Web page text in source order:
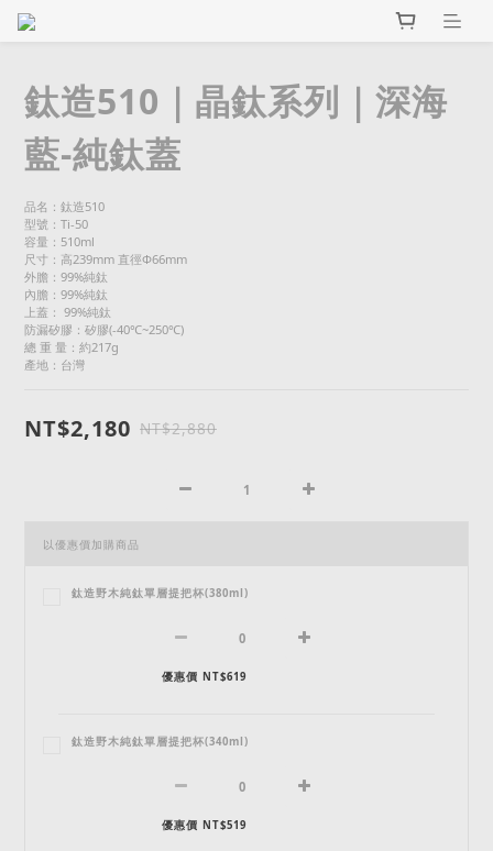
鈦造510｜晶鈦系列｜深海
藍-純鈦蓋
品名：鈦造510
型號：Ti-50
容量：510ml
尺寸：高239mm 直徑Φ66mm
外膽：99%純鈦
內膽：99%純鈦
上蓋： 99%純鈦
防漏矽膠：矽膠(-40℃~250℃)
總 重 量：約217g
產地：台灣
NT$2,180 NT$2,880
以優惠價加購商品
鈦造野木純鈦單層提把杯(380ml)
優惠價 NT$619
鈦造野木純鈦單層提把杯(340ml)
優惠價 NT$519